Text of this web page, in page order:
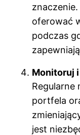
oferować
podczas
Monitoruj
portfela
jest